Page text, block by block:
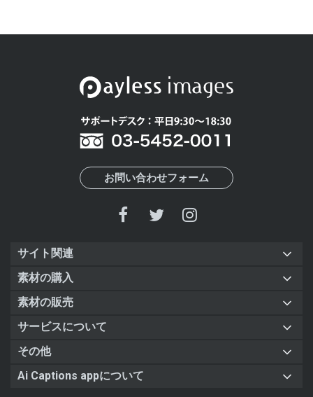
お問い合わせフォーム
サイト関連
素材の購入
素材の販売
サービスについて
その他
Ai Captions appについて